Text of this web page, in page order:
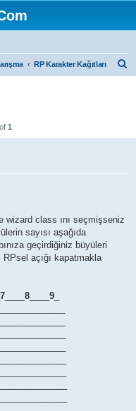
RP Karakter Kağıtları
of 1
wizard class ını seçmişseniz
sayısı aşağıda
geçirdiğiniz büyüleri
açığı kapatmakla
7 8 9